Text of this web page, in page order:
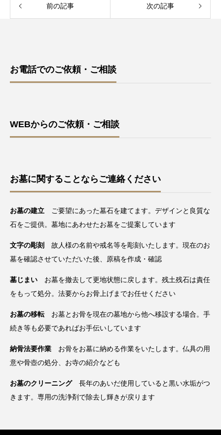
前の記事 次の記事
お電話でのご依頼・ご相談
WEBからのご依頼・ご相談
お墓に関することならご連絡ください
お墓の建立 ご要望にあった墓石を建てます。デザインと良質な
石をご提供。墓地にあわせたお墓をご提案しています
文字の彫刻
故人様の名前や戒名等を彫刻いたします。現在のお
墓を確認させていただいた後、原稿を作成・確認
墓じまい お墓を撤去して更地状態に戻します。残土残石は責任
をもって処分。法要からお骨上げまでお任せください
お墓の移転お墓とお骨を現在の墓地から他へ移設する場合。手
続き等も必要であればお手伝いしています
納骨法要作業 お骨をお墓に納める作業をいたします。仏具の用
意や骨壺の処分、お寺の紹介なども
お墓のクリーニング長年のあいだ使用していると黒い水垢がつ
きます。専用の洗浄剤で除去し輝きが戻ります